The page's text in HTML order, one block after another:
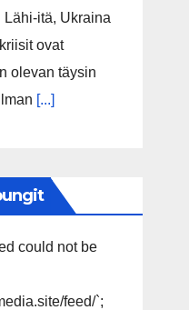
itä, Ukraina
ovat
olevan täysin
[...]
could not be
feed/`;